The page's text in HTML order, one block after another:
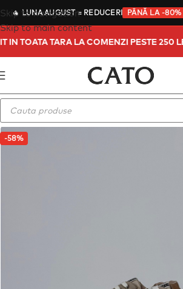
🔥 LUNA AUGUST= REDUCERI PÂNĂ LA -80%
Skip to navigation
Skip to main content
IN TOATA TARA LA COMENZI PESTE
-58%